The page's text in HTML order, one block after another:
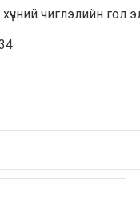
чиглэлийн гол